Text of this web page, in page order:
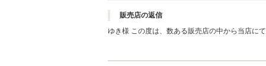
販売店の返信
ゆき様 この度は、数ある販売店の中から当店にてホンダ N-BOXをご購入いただき、誠にありがとうございます。 また、総合評価で満点、接客や車の品質にも高い評価をいただき、